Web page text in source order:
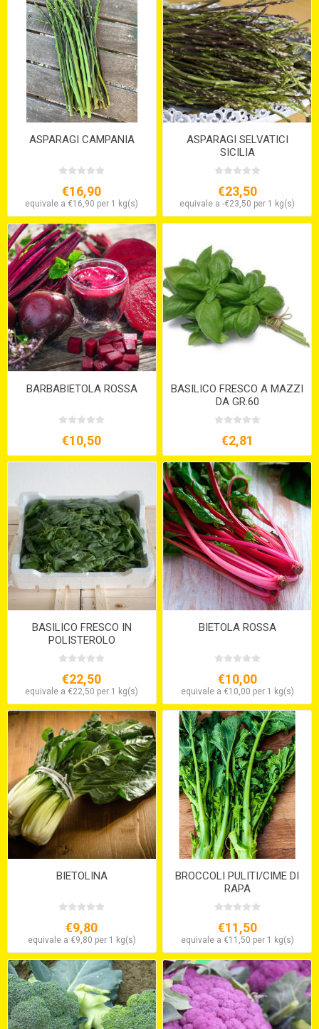
ASPARAGI CAMPANIA
€16,90
equivale a €16,90 per 1 kg(s)
ASPARAGI SELVATICI
SICILIA
€23,50
equivale a -€23,50 per 1 kg(s)
BARBABIETOLA ROSSA
€10,50
BASILICO FRESCO A MAZZI
DA GR.60
€2,81
BASILICO FRESCO IN
POLISTEROLO
€22,50
equivale a €22,50 per 1 kg(s)
BIETOLA ROSSA
€10,00
equivale a €10,00 per 1 kg(s)
BIETOLINA
€9,80
equivale a €9,80 per 1 kg(s)
BROCCOLI PULITI/CIME DI
RAPA
€11,50
equivale a €11,50 per 1 kg(s)